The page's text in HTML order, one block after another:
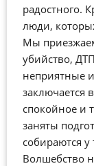
радостного.
люди,
Мы
убийство,
неприятные
заключается
спокойное и
заняты
собираются
Волшебство